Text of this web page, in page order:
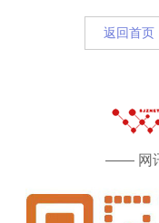
返回首页
—— 网